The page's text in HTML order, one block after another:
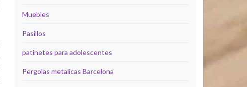
Muebles
Pasillos
patinetes para adolescentes
Pergolas metalicas Barcelona